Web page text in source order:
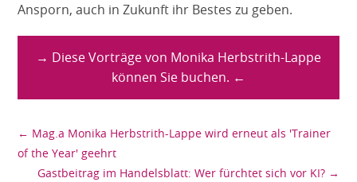
Ansporn, auch in Zukunft ihr Bestes zu geben.
→ Diese Vorträge von Monika Herbstrith-Lappe
können Sie buchen. ←
← Mag.a Monika Herbstrith-Lappe wird erneut als 'Trainer
of the Year' geehrt
Gastbeitrag im Handelsblatt: Wer fürchtet sich vor KI?→